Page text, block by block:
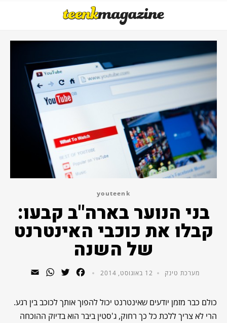
youteenk
בני הנוער בארה"ב קבעו:
קבלו את כוכבי האינטרנט
של השנה
מערכת טינק 12 באוגוסט, 2014 Facebook
Twitter
WhatsApp
כולם כבר מזמן יודעים שאינטרנט יכול להפוך אותך לכוכב בין רגע.
הרי לא צריך ללכת כל כך רחוק, ג'סטין ביבר הוא בדיוק ההוכחה